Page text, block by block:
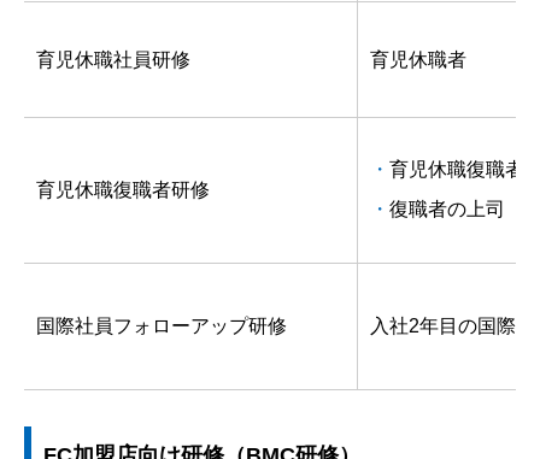
育児休職社員研修 育児休職者
育児休職復職者研修
育児休職復職者
復職者の上司
国際社員フォローアップ研修 入社2年目の国際社